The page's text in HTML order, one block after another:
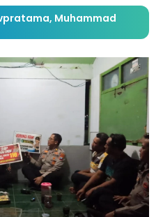
, Muhammad